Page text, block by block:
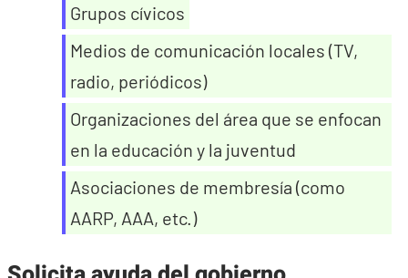
Grupos cívicos
Medios de comunicación locales (TV,
radio, periódicos)
Organizaciones del área que se enfocan
en la educación y la juventud
Asociaciones de membresía (como
AARP, AAA, etc.)